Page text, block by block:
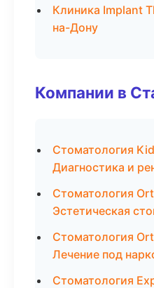
Клиника Implant
на-Дону
Компании в
Стоматология
Диагностика и
Стоматология
Эстетическая
Стоматология
Лечение под
Стоматология